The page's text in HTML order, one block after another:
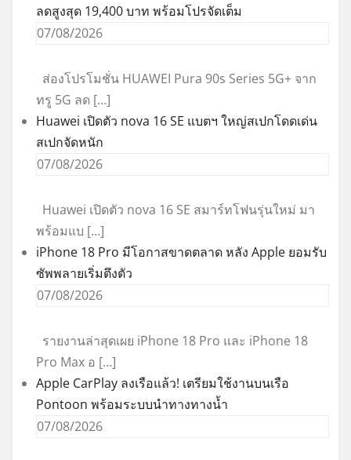
ลดสูงสุด 19,400 บาท พร้อมโปรจัดเต็ม
07/08/2026
ส่องโปรโมชั่น HUAWEI Pura 90s Series 5G+ จาก
ทรู 5G ลด […]
Huawei เปิดตัว nova 16 SE แบตฯ ใหญ่สเปกโดดเด่น
สเปกจัดหนัก
07/08/2026
Huawei เปิดตัว nova 16 SE สมาร์ทโฟนรุ่นใหม่ มา
พร้อมแบ […]
iPhone 18 Pro มีโอกาสขาดตลาด หลัง Apple ยอมรับ
ซัพพลายเริ่มตึงตัว
07/08/2026
รายงานล่าสุดเผย iPhone 18 Pro และ iPhone 18
Pro Max อ […]
Apple CarPlay ลงเรือแล้ว! เตรียมใช้งานบนเรือ
Pontoon พร้อมระบบนำทางทางน้ำ
07/08/2026